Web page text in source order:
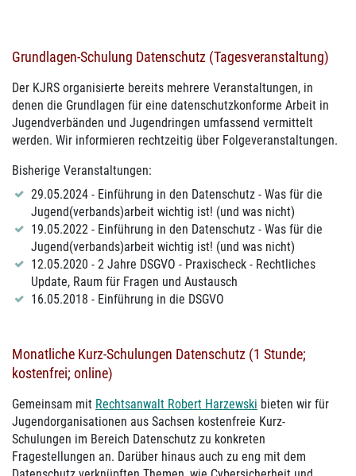
Grundlagen-Schulung Datenschutz (Tagesveranstaltung)
Der KJRS organisierte bereits mehrere Veranstaltungen, in
denen die Grundlagen für eine datenschutzkonforme Arbeit in
Jugendverbänden und Jugendringen umfassend vermittelt
werden. Wir informieren rechtzeitig über Folgeveranstaltungen.
Bisherige Veranstaltungen:
29.05.2024 - Einführung in den Datenschutz - Was für die
Jugend(verbands)arbeit wichtig ist! (und was nicht)
19.05.2022 - Einführung in den Datenschutz - Was für die
Jugend(verbands)arbeit wichtig ist! (und was nicht)
12.05.2020 - 2 Jahre DSGVO - Praxischeck - Rechtliches
Update, Raum für Fragen und Austausch
16.05.2018 - Einführung in die DSGVO
Monatliche Kurz-Schulungen Datenschutz (1 Stunde;
kostenfrei; online)
Gemeinsam mit Rechtsanwalt Robert Harzewski bieten wir für
Jugendorganisationen aus Sachsen kostenfreie Kurz-
Schulungen im Bereich Datenschutz zu konkreten
Fragestellungen an. Darüber hinaus auch zu eng mit dem